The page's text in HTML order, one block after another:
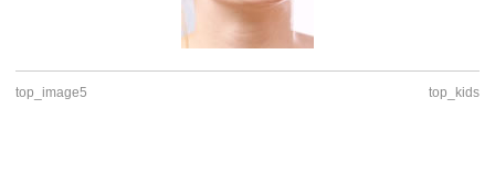
top_image5 top_kids